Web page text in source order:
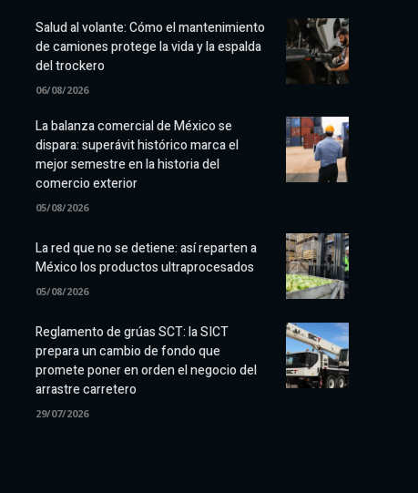
Salud al volante: Cómo el mantenimiento
de camiones protege la vida y la espalda
del trockero
06/08/2026
La balanza comercial de México se
dispara: superávit histórico marca el
mejor semestre en la historia del
comercio exterior
05/08/2026
La red que no se detiene: así reparten a
México los productos ultraprocesados
05/08/2026
Reglamento de grúas SCT: la SICT
prepara un cambio de fondo que
promete poner en orden el negocio del
arrastre carretero
29/07/2026